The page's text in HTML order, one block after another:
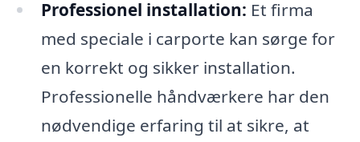
Professionel installation: Et firma
med speciale i carporte kan sørge for
en korrekt og sikker installation.
Professionelle håndværkere har den
nødvendige erfaring til at sikre, at